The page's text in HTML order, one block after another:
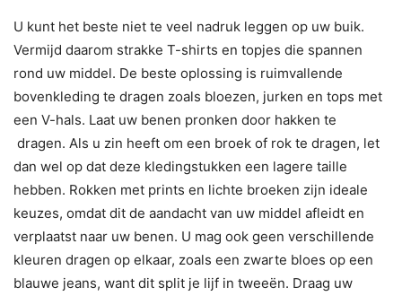
U kunt het beste niet te veel nadruk leggen op uw buik.
Vermijd daarom strakke T-shirts en topjes die spannen
rond uw middel. De beste oplossing is ruimvallende
bovenkleding te dragen zoals bloezen, jurken en tops met
een V-hals. Laat uw benen pronken door hakken te
dragen. Als u zin heeft om een broek of rok te dragen, let
dan wel op dat deze kledingstukken een lagere taille
hebben. Rokken met prints en lichte broeken zijn ideale
keuzes, omdat dit de aandacht van uw middel afleidt en
verplaatst naar uw benen. U mag ook geen verschillende
kleuren dragen op elkaar, zoals een zwarte bloes op een
blauwe jeans, want dit split je lijf in tweeën. Draag uw